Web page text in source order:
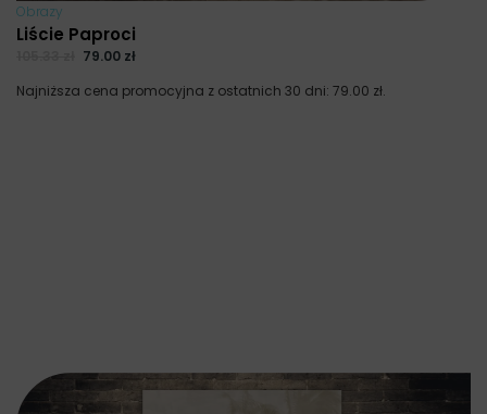
Obrazy
Liście Paproci
79.00 zł
Najniższa cena promocyjna z ostatnich 30 dni: 79.00 zł.